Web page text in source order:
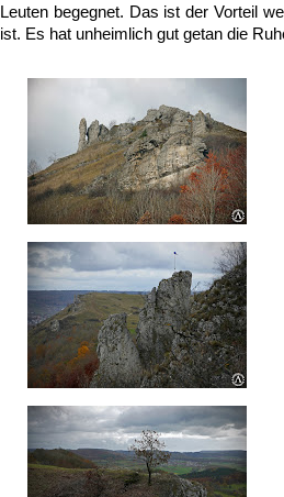
Leuten begegnet. Das ist der Vorteil
ist. Es hat unheimlich gut getan die